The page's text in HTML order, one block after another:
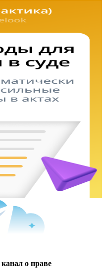
о праве